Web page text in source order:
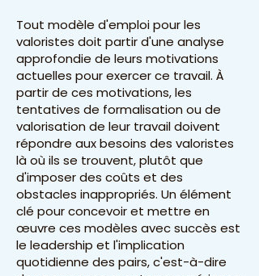
Tout modèle d'emploi pour les
valoristes doit partir d'une analyse
approfondie de leurs motivations
actuelles pour exercer ce travail. À
partir de ces motivations, les
tentatives de formalisation ou de
valorisation de leur travail doivent
répondre aux besoins des valoristes
là où ils se trouvent, plutôt que
d'imposer des coûts et des
obstacles inappropriés. Un élément
clé pour concevoir et mettre en
œuvre ces modèles avec succès est
le leadership et l'implication
quotidienne des pairs, c'est-à-dire